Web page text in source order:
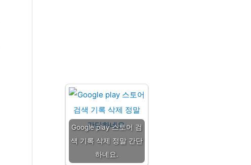
Google play 스토어 검
색 기록 삭제 정말 간단
하네요.